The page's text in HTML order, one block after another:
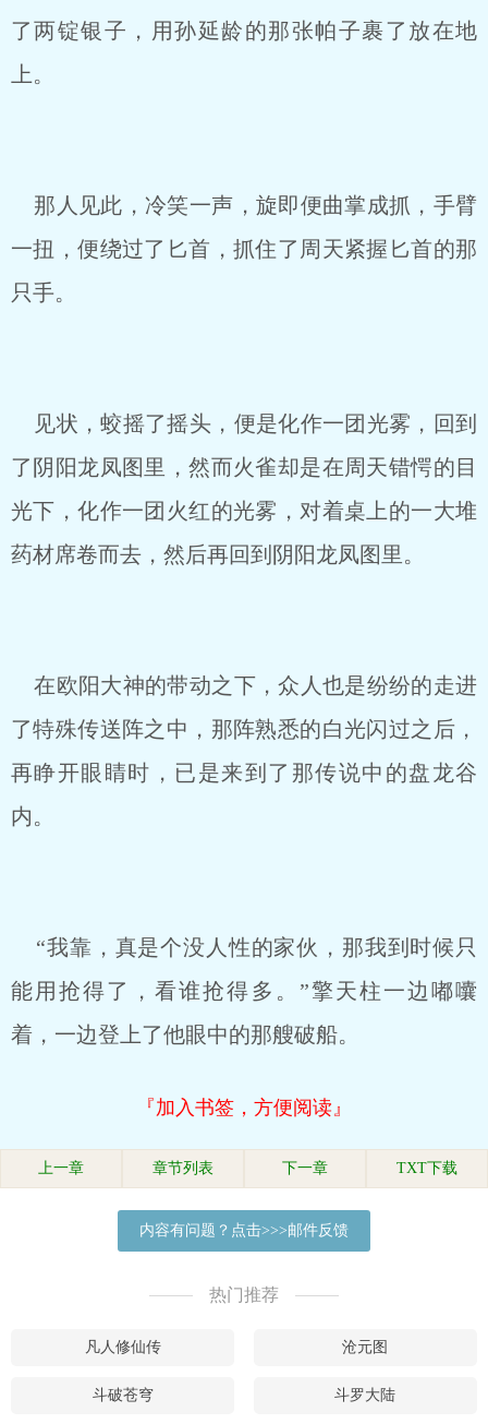
了两锭银子，用孙延龄的那张帕子裹了放在地
上。
那人见此，冷笑一声，旋即便曲掌成抓，手臂
一扭，便绕过了匕首，抓住了周天紧握匕首的那
只手。
见状，蛟摇了摇头，便是化作一团光雾，回到
了阴阳龙凤图里，然而火雀却是在周天错愕的目
光下，化作一团火红的光雾，对着桌上的一大堆
药材席卷而去，然后再回到阴阳龙凤图里。
在欧阳大神的带动之下，众人也是纷纷的走进
了特殊传送阵之中，那阵熟悉的白光闪过之后，
再睁开眼睛时，已是来到了那传说中的盘龙谷
内。
“我靠，真是个没人性的家伙，那我到时候只
能用抢得了，看谁抢得多。”擎天柱一边嘟囔
着，一边登上了他眼中的那艘破船。
『加入书签，方便阅读』
上一章 章节列表 下一章 TXT下载
内容有问题？点击>>>邮件反馈
热门推荐
凡人修仙传 沧元图
斗破苍穹 斗罗大陆